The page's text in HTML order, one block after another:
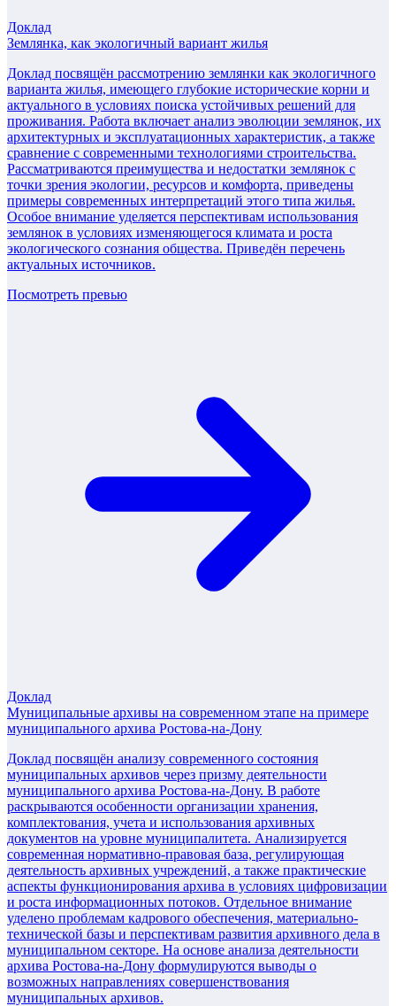
Доклад
Землянка, как экологичный вариант жилья
Доклад посвящён рассмотрению землянки как экологичного
варианта жилья, имеющего глубокие исторические корни и
актуального в условиях поиска устойчивых решений для
проживания. Работа включает анализ эволюции землянок, их
архитектурных и эксплуатационных характеристик, а также
сравнение с современными технологиями строительства.
Рассматриваются преимущества и недостатки землянок с
точки зрения экологии, ресурсов и комфорта, приведены
примеры современных интерпретаций этого типа жилья.
Особое внимание уделяется перспективам использования
землянок в условиях изменяющегося климата и роста
экологического сознания общества. Приведён перечень
актуальных источников.
Посмотреть превью
Доклад
Муниципальные архивы на современном этапе на примере
муниципального архива Ростова-на-Дону
Доклад посвящён анализу современного состояния
муниципальных архивов через призму деятельности
муниципального архива Ростова-на-Дону. В работе
раскрываются особенности организации хранения,
комплектования, учета и использования архивных
документов на уровне муниципалитета. Анализируется
современная нормативно-правовая база, регулирующая
деятельность архивных учреждений, а также практические
аспекты функционирования архива в условиях цифровизации
и роста информационных потоков. Отдельное внимание
уделено проблемам кадрового обеспечения, материально-
технической базы и перспективам развития архивного дела в
муниципальном секторе. На основе анализа деятельности
архива Ростова-на-Дону формулируются выводы о
возможных направлениях совершенствования
муниципальных архивов.